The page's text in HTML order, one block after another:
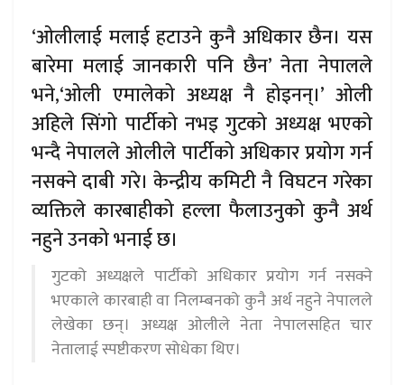
‘ओलीलाई मलाई हटाउने कुनै अधिकार छैन। यस
बारेमा मलाई जानकारी पनि छैन’ नेता नेपालले
भने,‘ओली एमालेको अध्यक्ष नै होइनन्।’ ओली
अहिले सिंगो पार्टीको नभइ गुटको अध्यक्ष भएको
भन्दै नेपालले ओलीले पार्टीको अधिकार प्रयोग गर्न
नसक्ने दाबी गरे। केन्द्रीय कमिटी नै विघटन गरेका
व्यक्तिले कारबाहीको हल्ला फैलाउनुको कुनै अर्थ
नहुने उनको भनाई छ।
गुटको अध्यक्षले पार्टीको अधिकार प्रयोग गर्न नसक्ने
भएकाले कारबाही वा निलम्बनको कुनै अर्थ नहुने नेपालले
लेखेका छन्। अध्यक्ष ओलीले नेता नेपालसहित चार
नेतालाई स्पष्टीकरण सोधेका थिए।